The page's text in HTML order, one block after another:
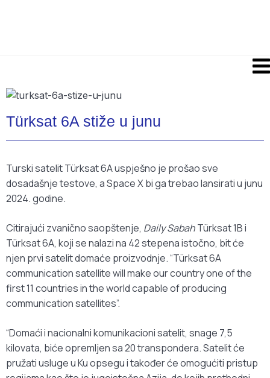
Türksat 6A stiže u junu
Turski satelit Türksat 6A uspješno je prošao sve
dosadašnje testove, a Space X bi ga trebao lansirati u junu
2024. godine.
Citirajući zvanično saopštenje, Daily SabahTürksat 1B i
Türksat 6A, koji se nalazi na 42 stepena istočno, bit će
njen prvi satelit domaće proizvodnje. “Türksat 6A
communication satellite will make our country one of the
first 11 countries in the world capable of producing
communication satellites”.
“Domaći i nacionalni komunikacioni satelit, snage 7,5
kilovata, biće opremljen sa 20 transpondera. Satelit će
pružati usluge u Ku opsegu i također će omogućiti pristup